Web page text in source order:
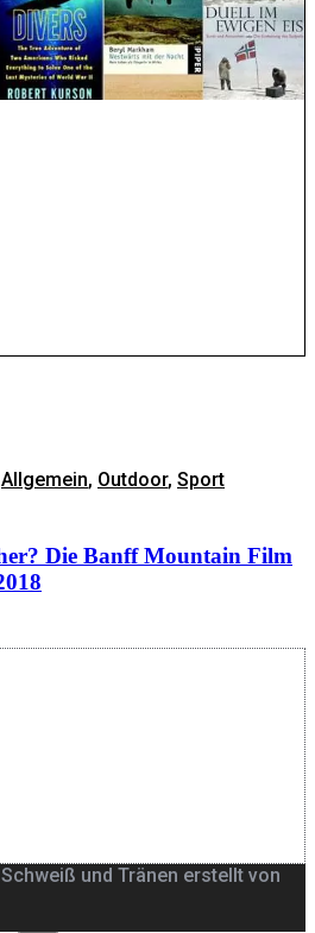
Allgemein, Outdoor, Sport
Die Banff Mountain Film
und Tränen erstellt von